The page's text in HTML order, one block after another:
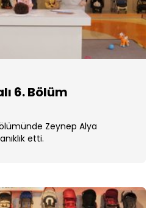
6. Bölüm
Zeynep Alya
etti.